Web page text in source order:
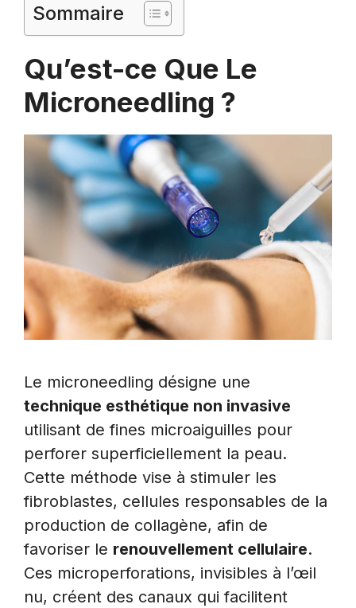
Sommaire
Qu’est-ce Que Le
Microneedling ?
Le microneedling désigne une
technique esthétique non invasive
utilisant de fines microaiguilles pour
perforer superficiellement la peau.
Cette méthode vise à stimuler les
fibroblastes, cellules responsables de la
production de collagène, afin de
favoriser le renouvellement cellulaire.
Ces microperforations, invisibles à l’œil
nu, créent des canaux qui facilitent